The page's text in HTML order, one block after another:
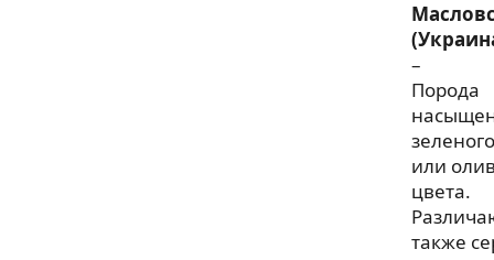
–
Порода
зеленого
или
цвета.
также